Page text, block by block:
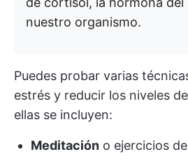
nuestro organismo.
Puedes probar varias
estrés y reducir los niveles
ellas se incluyen:
Meditación o ejercicios